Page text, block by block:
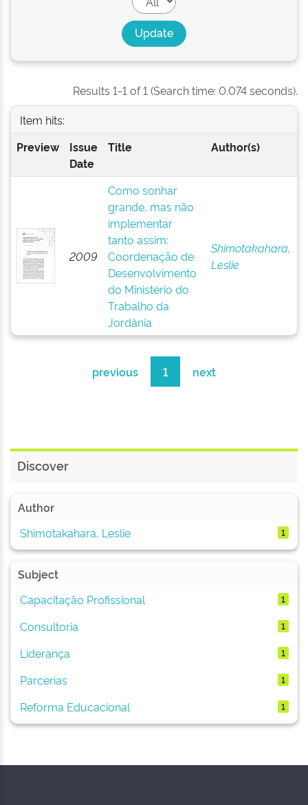
Results 1-1 of 1 (Search time: 0.074 seconds).
Item hits:
Preview
Issue
Date
Title Author(s)
2009
Como sonhar
grande, mas não
implementar
tanto assim:
Coordenação de
Desenvolvimento
do Ministério do
Trabalho da
Jordânia
Shimotakahara,
Leslie
previous 1 next
Discover
Author
Shimotakahara, Leslie
1
Subject
Capacitação Profissional
1
Consultoria 1
Liderança 1
Parcerias 1
Reforma Educacional 1